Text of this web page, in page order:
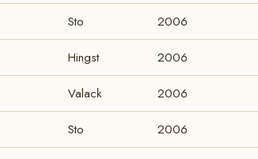
Sto 2006
Hingst 2006
Valack 2006
Sto 2006